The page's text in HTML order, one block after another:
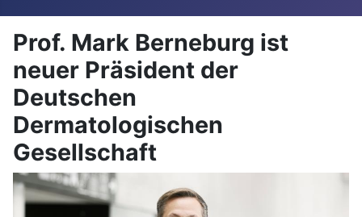
Prof. Mark Berneburg ist
neuer Präsident der
Deutschen
Dermatologischen
Gesellschaft